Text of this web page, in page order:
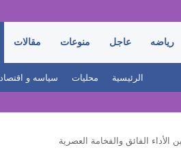
رياضه عاجل منوعات مقالات
الرئيسية محليات سياسه و اقتصاد